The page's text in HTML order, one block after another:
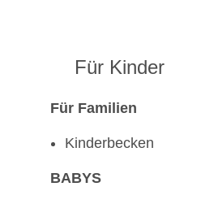
Für Kinder
Für Familien
Kinderbecken
BABYS